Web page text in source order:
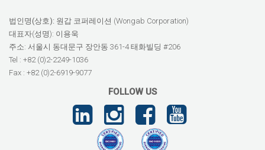
법인명(상호): 원갑 코퍼레이션 (Wongab Corporation)
대표자(성명): 이용욱
주소: 서울시 동대문구 장안동 361-4 태화빌딩 #206
Tel : +82 (0)2-2249-1036
Fax : +82 (0)2-6919-9077
FOLLOW US